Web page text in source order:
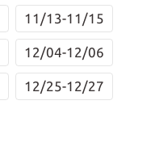
11/13-11/15
12/04-12/06
12/25-12/27